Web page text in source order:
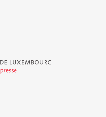
de Luxembourg - Service